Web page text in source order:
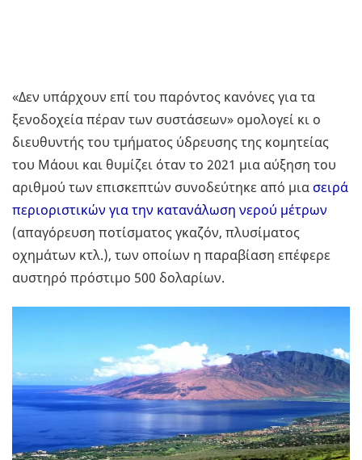
«Δεν υπάρχουν επί του παρόντος κανόνες για τα
ξενοδοχεία πέραν των συστάσεων» ομολογεί κι ο
διευθυντής του τμήματος ύδρευσης της κομητείας
του Μάουι και θυμίζει όταν το 2021 μια αύξηση του
αριθμού των επισκεπτών συνοδεύτηκε από μια σειρά
περιοριστικών για την κατανάλωση νερού μέτρων
(απαγόρευση ποτίσματος γκαζόν, πλυσίματος
οχημάτων κτλ.), των οποίων η παραβίαση επέφερε
αυστηρό πρόστιμο 500 δολαρίων.